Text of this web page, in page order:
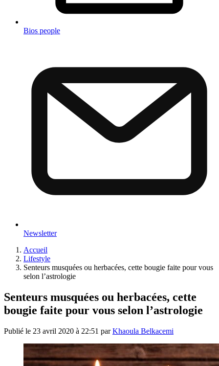
Bios people
Newsletter
Accueil
Lifestyle
Senteurs musquées ou herbacées, cette bougie faite pour vous
selon l’astrologie
Senteurs musquées ou herbacées, cette
bougie faite pour vous selon l’astrologie
Publié le 23 avril 2020 à 22:51 parKhaoula Belkacemi